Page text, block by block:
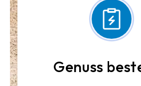
Genuss